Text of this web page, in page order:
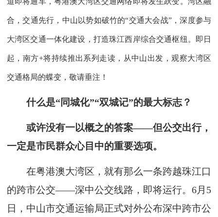
合，交通先行，中山以势如破竹的“交通大会战”，深度参与
大湾区交通一体化建设，打造珠江西岸综合交通枢纽。即日
起，南方+将持续推出系列走读，从中山出发，观察大湾区
交通格局的蝶变，敬请垂注！
什么是“同城化”“双城记”的最大标志？
或许没有一以概之的答案——但公交出行，
一定是市民群众心目中的重要选项。
在粤港澳大湾区，就有那么一条跨越珠江口
的跨市公交——深中公交线路，即将运行。6月5
日，中山市交通运输局正式对外公布深中跨市公